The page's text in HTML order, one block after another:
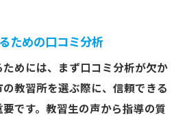
ための口コミ分析
めには、まず口コミ分析が欠か
教習所を選ぶ際に、信頼できる
です。教習生の声から指導の質